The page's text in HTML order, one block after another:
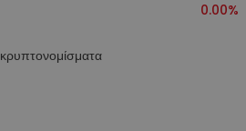
0.00%
κρυπτονομίσματα